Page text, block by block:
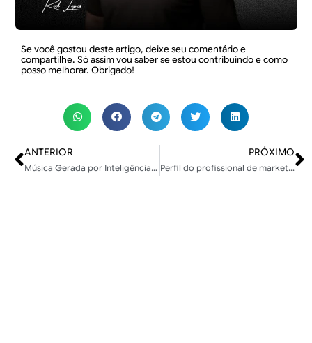
Se você gostou deste artigo, deixe seu comentário e
compartilhe. Só assim vou saber se estou contribuindo e como
posso melhorar. Obrigado!
ANTERIOR
Música Gerada por Inteligência Artificial e o Desafio dos Direitos Autorais
PRÓXIMO
Perfil do profissional de marketing brasileiro e o cenário atual do setor